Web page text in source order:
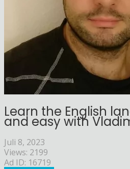
Learn the English
and easy with
Juli 8, 2023
Views: 2199
Ad ID: 16719